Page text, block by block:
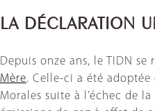
LA DÉCLARATION
Depuis onze ans, le TIDN
Mère. Celle-ci a été
Morales suite à l’échec de